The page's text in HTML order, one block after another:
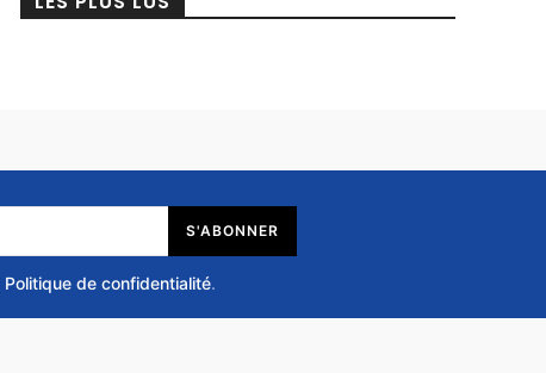
S'ABONNER
Politique de confidentialité.